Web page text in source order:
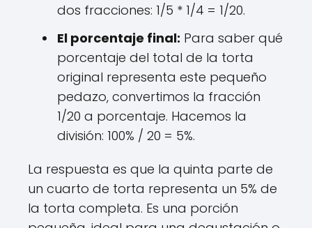
dos fracciones: 1/5 * 1/4 = 1/20.
El porcentaje final: Para saber qué
porcentaje del total de la torta
original representa este pequeño
pedazo, convertimos la fracción
1/20 a porcentaje. Hacemos la
división: 100% / 20 = 5%.
La respuesta es que la quinta parte de
un cuarto de torta representa un 5% de
la torta completa. Es una porción